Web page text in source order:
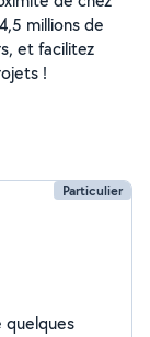
millions de
et facilitez
!
Particulier
quelques